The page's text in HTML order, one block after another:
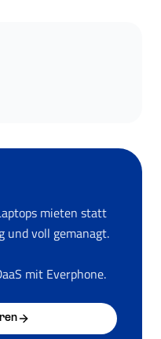
mieten statt
und voll gemanagt.
mit Everphone.